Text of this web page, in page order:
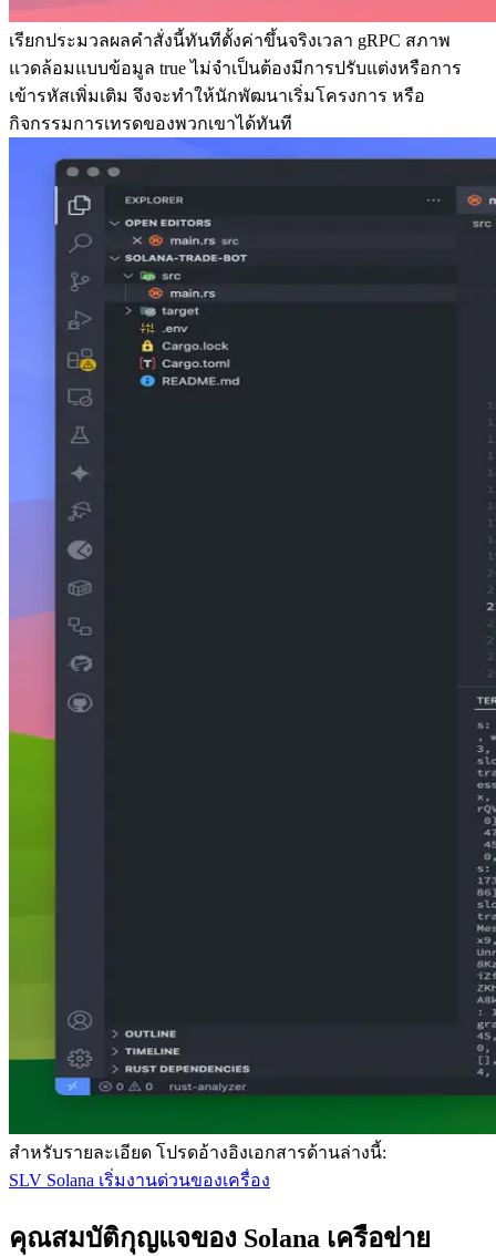
เรียกประมวลผลคําสั่งนี้ทันทีตั้งค่าขึ้นจริงเวลา gRPC สภาพ
แวดล้อมแบบข้อมูล true ไม่จําเป็นต้องมีการปรับแต่งหรือการ
เข้ารหัสเพิ่มเติม จึงจะทําให้นักพัฒนาเริ่มโครงการ หรือ
กิจกรรมการเทรดของพวกเขาได้ทันที
สําหรับรายละเอียด โปรดอ้างอิงเอกสารด้านล่างนี้:
SLV Solana เริ่มงานด่วนของเครื่อง
คุณสมบัติกุญแจของ Solana เครือข่าย